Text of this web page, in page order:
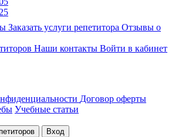
Заказать услуги репетитора Отзывы о
Наши контакты Войти в кабинет
Договор оферты
Учебные статьи
Вход